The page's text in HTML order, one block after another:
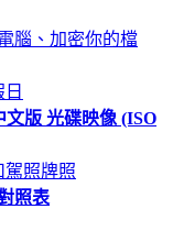
腦、加密你的檔
文版 光碟映像 (ISO
駕照牌照
照表